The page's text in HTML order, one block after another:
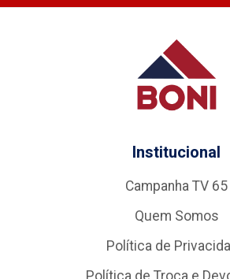
Institucional
Campanha TV 65
Quem Somos
Política de
Política de Troca e